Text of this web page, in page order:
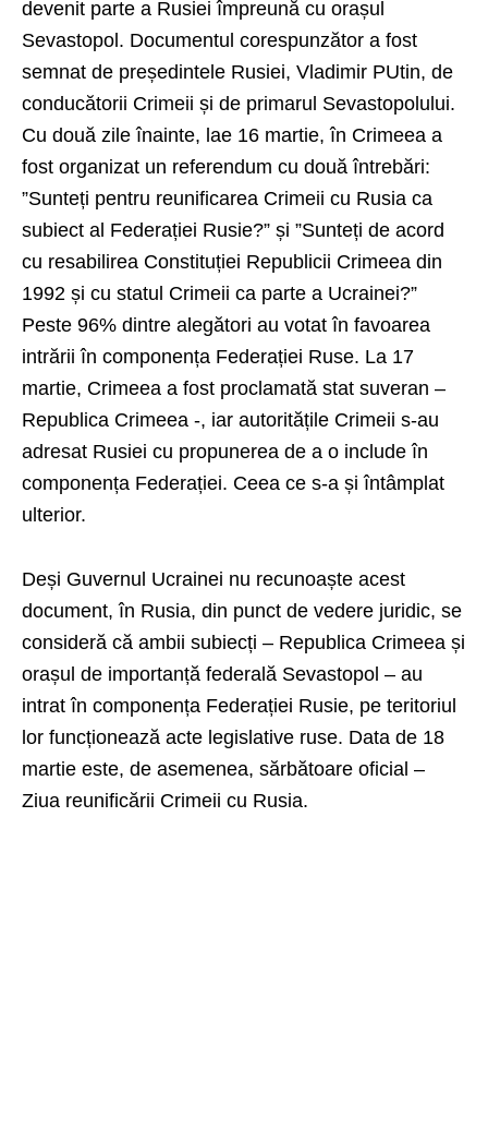
devenit parte a Rusiei împreună cu orașul
Sevastopol. Documentul corespunzător a fost
semnat de președintele Rusiei, Vladimir PUtin, de
conducătorii Crimeii și de primarul Sevastopolului.
Cu două zile înainte, lae 16 martie, în Crimeea a
fost organizat un referendum cu două întrebări:
”Sunteți pentru reunificarea Crimeii cu Rusia ca
subiect al Federației Rusie?” și ”Sunteți de acord
cu resabilirea Constituției Republicii Crimeea din
1992 și cu statul Crimeii ca parte a Ucrainei?”
Peste 96% dintre alegători au votat în favoarea
intrării în componența Federației Ruse. La 17
martie, Crimeea a fost proclamată stat suveran –
Republica Crimeea -, iar autoritățile Crimeii s-au
adresat Rusiei cu propunerea de a o include în
componența Federației. Ceea ce s-a și întâmplat
ulterior.
Deși Guvernul Ucrainei nu recunoaște acest
document, în Rusia, din punct de vedere juridic, se
consideră că ambii subiecți – Republica Crimeea și
orașul de importanță federală Sevastopol – au
intrat în componența Federației Rusie, pe teritoriul
lor funcționează acte legislative ruse. Data de 18
martie este, de asemenea, sărbătoare oficial –
Ziua reunificării Crimeii cu Rusia.